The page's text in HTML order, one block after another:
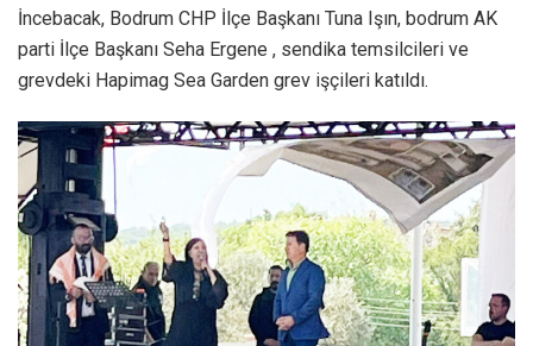
İncebacak, Bodrum CHP İlçe Başkanı Tuna Işın, bodrum AK
parti İlçe Başkanı Seha Ergene , sendika temsilcileri ve
grevdeki Hapimag Sea Garden grev işçileri katıldı.